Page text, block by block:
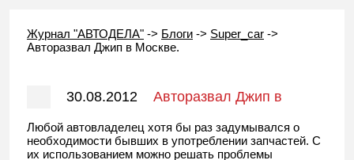
Журнал "АВТОДЕЛА" -> Блоги -> Super_car ->
Авторазвал Джип в Москве.
30.08.2012
Авторазвал Джип в
Любой автовладелец хотя бы раз задумывался о
необходимости бывших в употреблении запчастей. С
их использованием можно решать проблемы